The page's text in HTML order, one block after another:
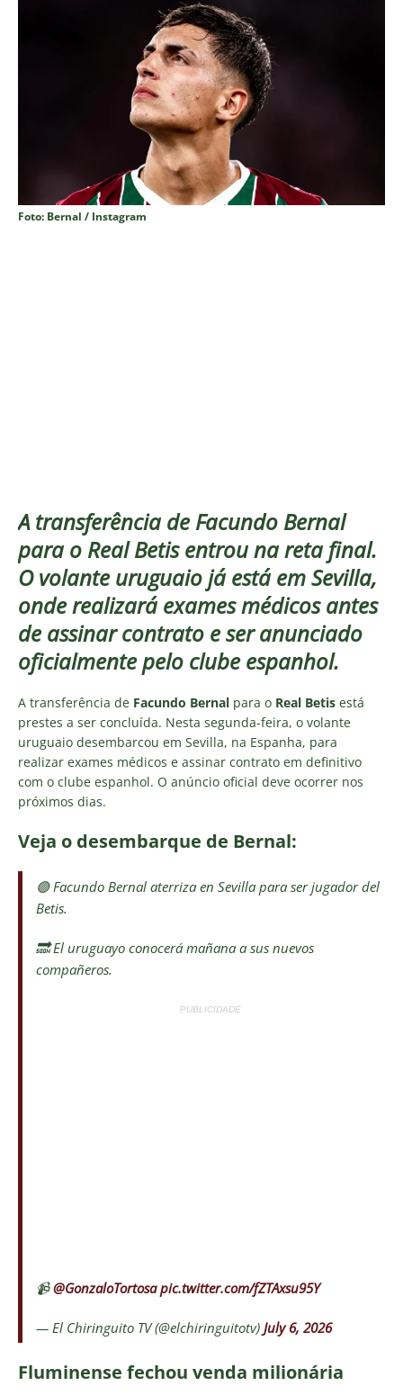
Foto: Bernal / Instagram
A transferência de Facundo Bernal
para o Real Betis entrou na reta final.
O volante uruguaio já está em Sevilla,
onde realizará exames médicos antes
de assinar contrato e ser anunciado
oficialmente pelo clube espanhol.
A transferência de Facundo Bernal para o Real Betis está
prestes a ser concluída. Nesta segunda-feira, o volante
uruguaio desembarcou em Sevilla, na Espanha, para
realizar exames médicos e assinar contrato em definitivo
com o clube espanhol. O anúncio oficial deve ocorrer nos
próximos dias.
Veja o desembarque de Bernal:
🟢 Facundo Bernal aterriza en Sevilla para ser jugador del
Betis.
🔜 El uruguayo conocerá mañana a sus nuevos
compañeros.
PUBLICIDADE
📹@GonzaloTortosa pic.twitter.com/fZTAxsu95Y
— El Chiringuito TV (@elchiringuitotv) July 6, 2026
Fluminense fechou venda milionária